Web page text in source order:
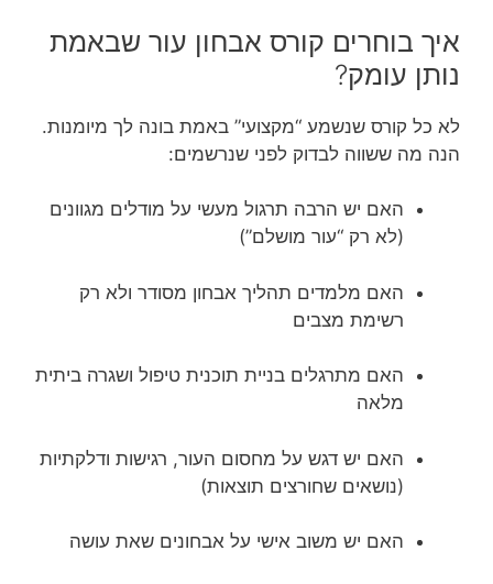
איך בוחרים קורס אבחון עור שבאמת
נותן עומק?
לא כל קורס שנשמע “מקצועי” באמת בונה לך מיומנות.
הנה מה ששווה לבדוק לפני שנרשמים:
האם יש הרבה תרגול מעשי על מודלים מגוונים
(לא רק “עור מושלם”)
האם מלמדים תהליך אבחון מסודר ולא רק
רשימת מצבים
האם מתרגלים בניית תוכנית טיפול ושגרה ביתית
מלאה
האם יש דגש על מחסום העור, רגישות ודלקתיות
(נושאים שחורצים תוצאות)
האם יש משוב אישי על אבחונים שאת עושה